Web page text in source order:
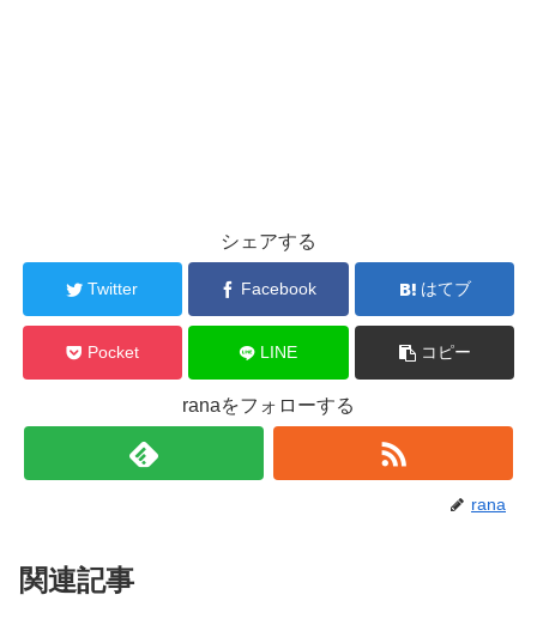
シェアする
Twitter Facebook はてブ
Pocket LINE コピー
ranaをフォローする
rana
関連記事